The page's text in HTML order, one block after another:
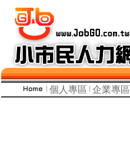
個人專區 企業專區